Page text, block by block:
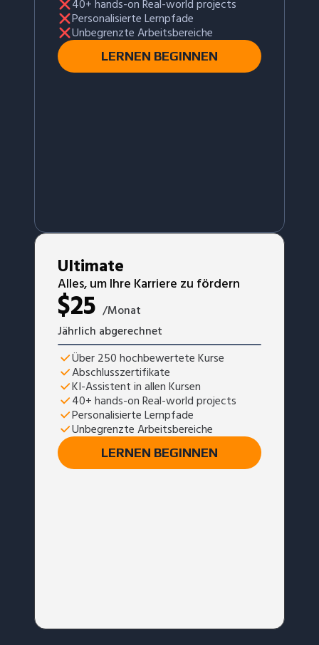
40+ hands-on Real-world projects
Personalisierte Lernpfade
Unbegrenzte Arbeitsbereiche
LERNEN BEGINNEN
Ultimate
Alles, um Ihre Karriere zu fördern
$25 /Monat
Jährlich abgerechnet
Über 250 hochbewertete Kurse
Abschlusszertifikate
KI-Assistent in allen Kursen
40+ hands-on Real-world projects
Personalisierte Lernpfade
Unbegrenzte Arbeitsbereiche
LERNEN BEGINNEN